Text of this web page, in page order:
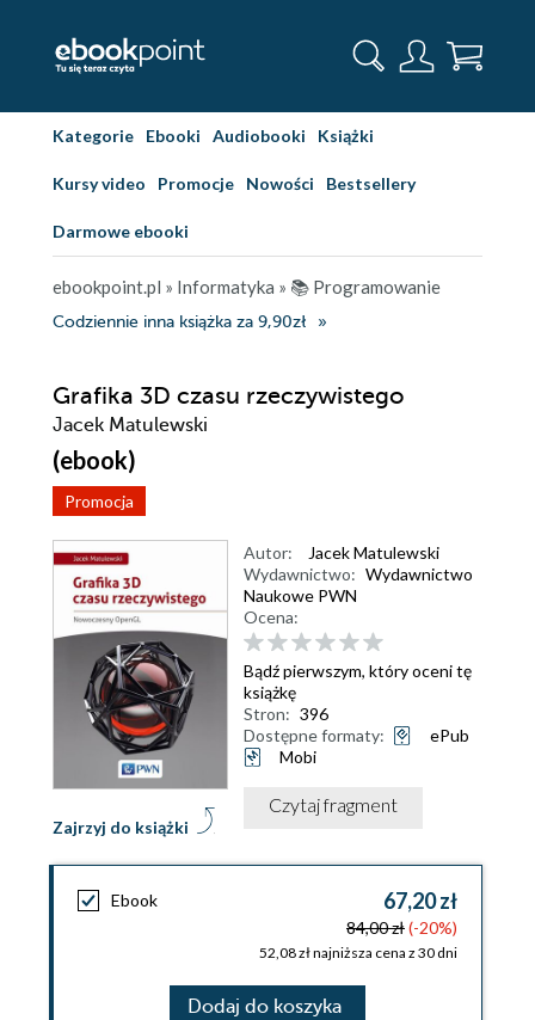
Kategorie Ebooki Audiobooki Książki
Kursy video Promocje Nowości Bestsellery
Darmowe ebooki
ebookpoint.pl » Informatyka » 📚 Programowanie
Codziennie inna książka za 9,90zł
Grafika 3D czasu rzeczywistego
Jacek Matulewski
(ebook)
Promocja
Zajrzyj do książki
Autor:
Jacek Matulewski
Wydawnictwo: Wydawnictwo
Naukowe PWN
Ocena:
Bądź pierwszym, który oceni tę
książkę
Stron: 396
Dostępne formaty:
ePub
Mobi
Czytaj fragment
Ebook 67,20 zł
84,00 zł(-20%)
52,08 zł najniższa cena z 30 dni
Dodaj do koszyka